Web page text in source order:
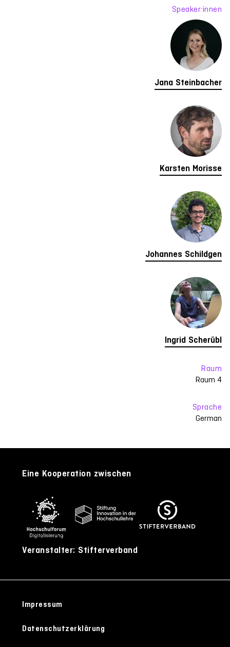
Speaker:innen
Jana Steinbacher
Karsten Morisse
Johannes Schildgen
Ingrid Scherübl
Raum
Raum 4
Sprache
German
Eine Kooperation zwischen
Veranstalter: Stifterverband
Impressum
Datenschutzerklärung